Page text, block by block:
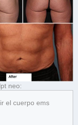
neo:
el cuerpo ems